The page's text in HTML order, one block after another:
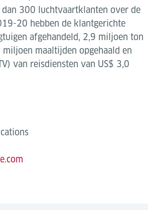
300 luchtvaartklanten over de
20 hebben de klantgerichte
afgehandeld, 2,9 miljoen ton
maaltijden opgehaald en
van reisdiensten van US$ 3,0